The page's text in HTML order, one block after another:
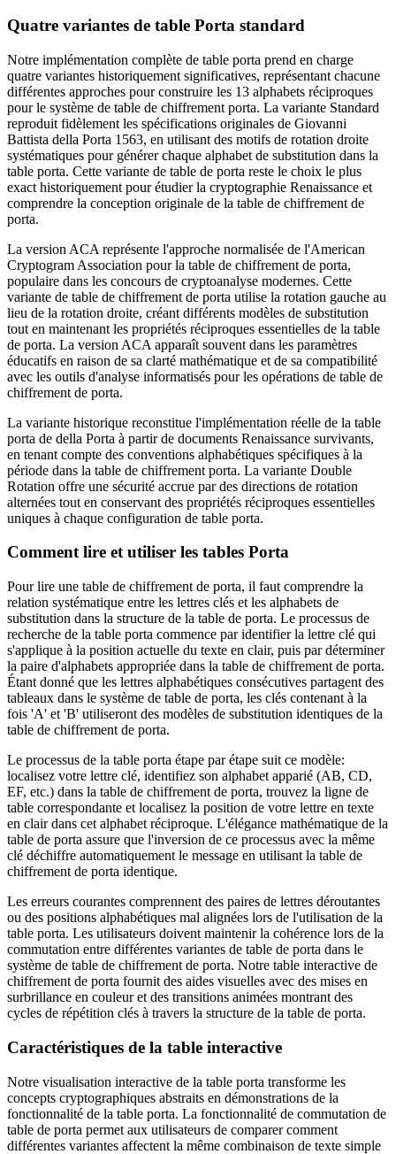
Quatre variantes de table Porta standard
Notre implémentation complète de table porta prend en charge
quatre variantes historiquement significatives, représentant chacune
différentes approches pour construire les 13 alphabets réciproques
pour le système de table de chiffrement porta. La variante Standard
reproduit fidèlement les spécifications originales de Giovanni
Battista della Porta 1563, en utilisant des motifs de rotation droite
systématiques pour générer chaque alphabet de substitution dans la
table porta. Cette variante de table de porta reste le choix le plus
exact historiquement pour étudier la cryptographie Renaissance et
comprendre la conception originale de la table de chiffrement de
porta.
La version ACA représente l'approche normalisée de l'American
Cryptogram Association pour la table de chiffrement de porta,
populaire dans les concours de cryptoanalyse modernes. Cette
variante de table de chiffrement de porta utilise la rotation gauche au
lieu de la rotation droite, créant différents modèles de substitution
tout en maintenant les propriétés réciproques essentielles de la table
de porta. La version ACA apparaît souvent dans les paramètres
éducatifs en raison de sa clarté mathématique et de sa compatibilité
avec les outils d'analyse informatisés pour les opérations de table de
chiffrement de porta.
La variante historique reconstitue l'implémentation réelle de la table
porta de della Porta à partir de documents Renaissance survivants,
en tenant compte des conventions alphabétiques spécifiques à la
période dans la table de chiffrement porta. La variante Double
Rotation offre une sécurité accrue par des directions de rotation
alternées tout en conservant des propriétés réciproques essentielles
uniques à chaque configuration de table porta.
Comment lire et utiliser les tables Porta
Pour lire une table de chiffrement de porta, il faut comprendre la
relation systématique entre les lettres clés et les alphabets de
substitution dans la structure de la table de porta. Le processus de
recherche de la table porta commence par identifier la lettre clé qui
s'applique à la position actuelle du texte en clair, puis par déterminer
la paire d'alphabets appropriée dans la table de chiffrement de porta.
Étant donné que les lettres alphabétiques consécutives partagent des
tableaux dans le système de table de porta, les clés contenant à la
fois 'A' et 'B' utiliseront des modèles de substitution identiques de la
table de chiffrement de porta.
Le processus de la table porta étape par étape suit ce modèle:
localisez votre lettre clé, identifiez son alphabet apparié (AB, CD,
EF, etc.) dans la table de chiffrement de porta, trouvez la ligne de
table correspondante et localisez la position de votre lettre en texte
en clair dans cet alphabet réciproque. L'élégance mathématique de la
table de porta assure que l'inversion de ce processus avec la même
clé déchiffre automatiquement le message en utilisant la table de
chiffrement de porta identique.
Les erreurs courantes comprennent des paires de lettres déroutantes
ou des positions alphabétiques mal alignées lors de l'utilisation de la
table porta. Les utilisateurs doivent maintenir la cohérence lors de la
commutation entre différentes variantes de table de porta dans le
système de table de chiffrement de porta. Notre table interactive de
chiffrement de porta fournit des aides visuelles avec des mises en
surbrillance en couleur et des transitions animées montrant des
cycles de répétition clés à travers la structure de la table de porta.
Caractéristiques de la table interactive
Notre visualisation interactive de la table porta transforme les
concepts cryptographiques abstraits en démonstrations de la
fonctionnalité de la table porta. La fonctionnalité de commutation de
table de porta permet aux utilisateurs de comparer comment
différentes variantes affectent la même combinaison de texte simple